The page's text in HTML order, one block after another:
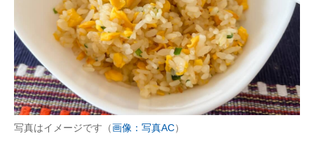
写真はイメージです（画像：写真AC）